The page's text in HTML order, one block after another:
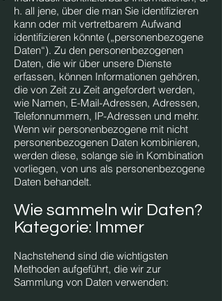
h. all jene, über die man Sie identifizieren
kann oder mit vertretbarem Aufwand
identifizieren könnte („personenbezogene
Daten“). Zu den personenbezogenen
Daten, die wir über unsere Dienste
erfassen, können Informationen gehören,
die von Zeit zu Zeit angefordert werden,
wie Namen, E-Mail-Adressen, Adressen,
Telefonnummern, IP-Adressen und mehr.
Wenn wir personenbezogene mit nicht
personenbezogenen Daten kombinieren,
werden diese, solange sie in Kombination
vorliegen, von uns als personenbezogene
Daten behandelt.
Wie sammeln wir Daten?
Kategorie: Immer
Nachstehend sind die wichtigsten
Methoden aufgeführt, die wir zur
Sammlung von Daten verwenden: